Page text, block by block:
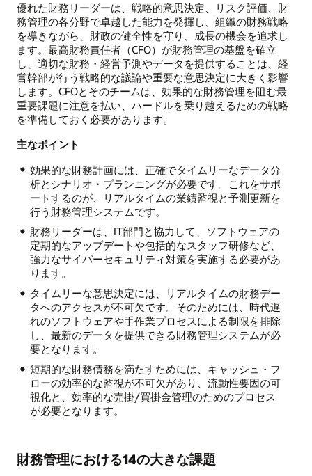
優れた財務リーダーは、戦略的意思決定、リスク評価、財
務管理の各分野で卓越した能力を発揮し、組織の財務戦略
を導きながら、財政の健全性を守り、成長の機会を追求し
ます。最高財務責任者（CFO）が財務管理の基盤を確立
し、適切な財務・経営予測やデータを提供することは、経
営幹部が行う戦略的な議論や重要な意思決定に大きく影響
します。CFOとそのチームは、効果的な財務管理を阻む最
重要課題に注意を払い、ハードルを乗り越えるための戦略
を準備しておく必要があります。
主なポイント
効果的な財務計画には、正確でタイムリーなデータ分
析とシナリオ・プランニングが必要です。これをサポ
ートするのが、リアルタイムの業績監視と予測更新を
行う財務管理システムです。
財務リーダーは、IT部門と協力して、ソフトウェアの
定期的なアップデートや包括的なスタッフ研修など、
強力なサイバーセキュリティ対策を実施する必要があ
ります。
タイムリーな意思決定には、リアルタイムの財務デー
タへのアクセスが不可欠です。そのためには、時代遅
れのソフトウェアや手作業プロセスによる制限を排除
し、最新のデータを提供できる財務管理システムが必
要となります。
短期的な財務債務を満たすためには、キャッシュ・フ
ローの効率的な監視が不可欠があり、流動性要因の可
視化と、効率的な売掛/買掛金管理のためのプロセス
が必要となります。
財務管理における14の大きな課題